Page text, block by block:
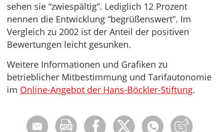
sehen sie “zwiespältig”. Lediglich 12 Prozent
nennen die Entwicklung “begrüßenswert”. Im
Vergleich zu 2002 ist der Anteil der positiven
Bewertungen leicht gesunken.
Weitere Informationen und Grafiken zu
betrieblicher Mitbestimmung und Tarifautonomie
im Online-Angebot der Hans-Böckler-Stiftung.